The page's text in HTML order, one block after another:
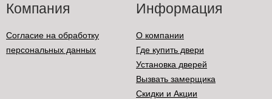
Компания
Согласие на обработку
персональных данных
Информация
О компании
Где купить двери
Установка дверей
Вызвать замерщика
Скидки и Акции